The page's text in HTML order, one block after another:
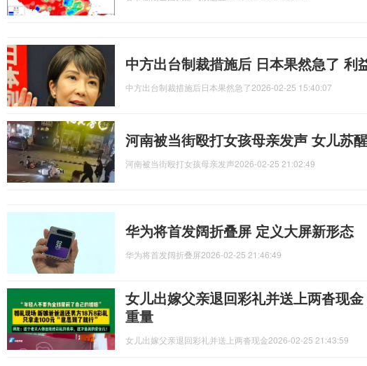
中方出台制裁措施后 日本果然急了 利
中方出台制裁措施后日本果然急了2026-02-25 15:40:07
河南被当街殴打女孩母亲发声 女儿苏
河南被当街殴打女孩母亲发声2026-02-25 21:02:49
华为将首发阔折叠屏 定义大屏新形态
华为将首发阔折叠屏2026-02-25 21:46:49
女儿出嫁父亲退回彩礼并送上两沓现
重量
女儿出嫁父亲退回彩礼并送上两沓现金2026-02-25 21:43:59